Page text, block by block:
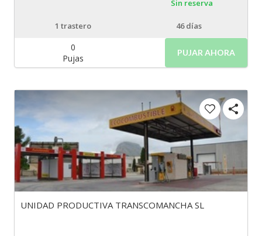
Sin reserva
1 trastero 46 días
0
Pujas
PUJAR AHORA
UNIDAD PRODUCTIVA TRANSCOMANCHA SL